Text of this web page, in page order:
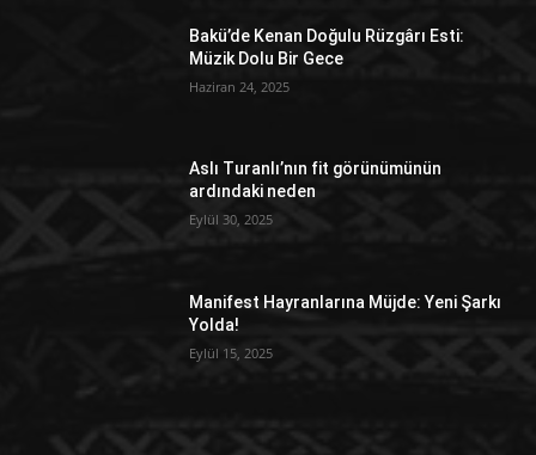
Bakü’de Kenan Doğulu Rüzgârı Esti:
Müzik Dolu Bir Gece
Haziran 24, 2025
Aslı Turanlı’nın fit görünümünün
ardındaki neden
Eylül 30, 2025
Manifest Hayranlarına Müjde: Yeni Şarkı
Yolda!
Eylül 15, 2025